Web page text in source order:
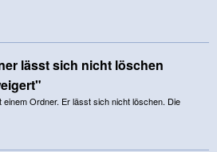
lässt sich nicht löschen
einem Ordner. Er lässt sich nicht löschen. Die